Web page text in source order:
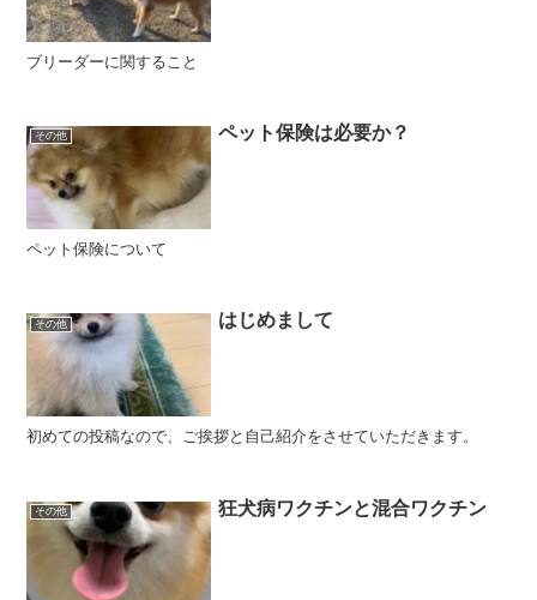
ブリーダーに関すること
その他 ペット保険は必要か？
ペット保険について
その他 はじめまして
初めての投稿なので、ご挨拶と自己紹介をさせていただきます。
その他 狂犬病ワクチンと混合ワクチン